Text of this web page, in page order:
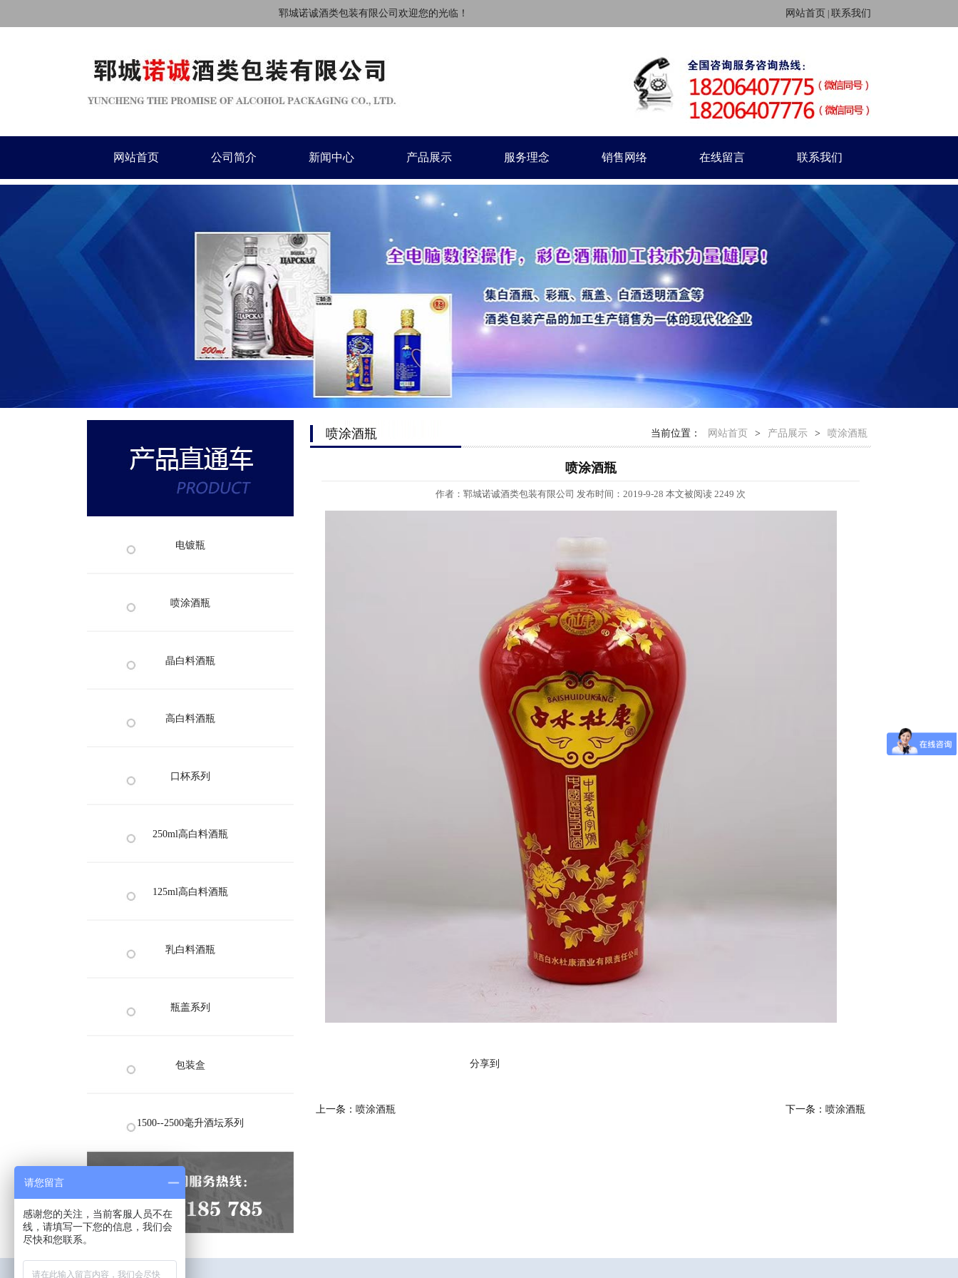
郓城诺诚酒类包装有限公司欢迎您的光临！ 网站首页 联系我们
网站首页 公司简介 新闻中心 产品展示 服务理念 销售网络 在线留言 联系我们
电镀瓶
喷涂酒瓶
晶白料酒瓶
高白料酒瓶
口杯系列
250ml高白料酒瓶
125ml高白料酒瓶
乳白料酒瓶
瓶盖系列
包装盒
1500--2500毫升酒坛系列
喷涂酒瓶 喷涂酒瓶
>
产品展示
>
网站首页
当前位置：
喷涂酒瓶
作者：郓城诺诚酒类包装有限公司 发布时间：2019-9-28 本文被阅读 2249 次
分享到
上一条： 喷涂酒瓶 下一条： 喷涂酒瓶
请您留言
感谢您的关注，当前客服人员不在
线，请填写一下您的信息，我们会
尽快和您联系。